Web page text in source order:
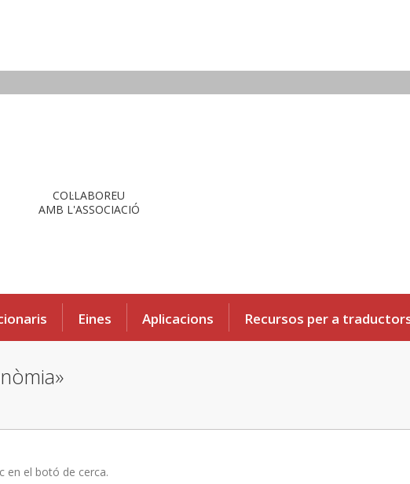
COL·LABOREU
AMB L'ASSOCIACIÓ
Eines Aplicacions Recursos per a
en el botó de cerca.